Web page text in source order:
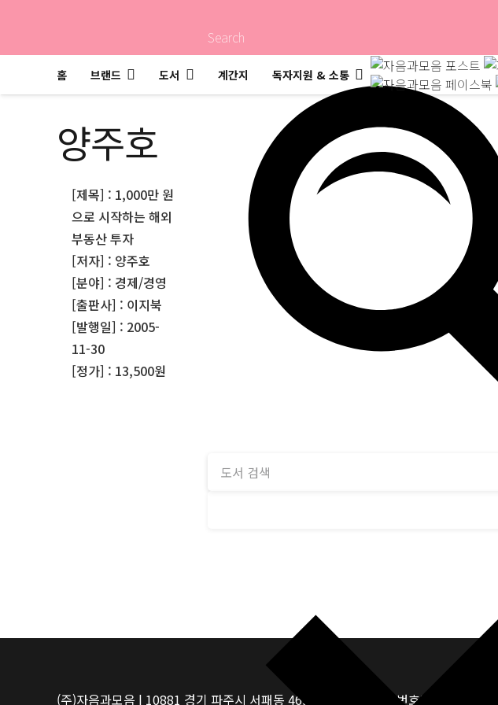
Search
홈 브랜드 도서 계간지 독자지원 & 소통
양주호
[제목] : 1,000만 원
으로 시작하는 해외
부동산 투자
[저자] : 양주호
[분야] : 경제/경영
[출판사] : 이지북
[발행일] : 2005-
11-30
[정가] : 13,500원
(주)자음과모음 | 10881 경기 파주시 서패동 469-1 | 사업자등록번호: 117-81-33190